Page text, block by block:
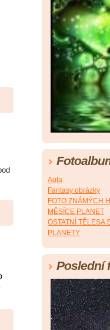
Auta
Fantasy obrázky
FOTO ZNÁMÝCH
MĚSÍCE PLANET
OSTATNÍ TĚLESA
PLANETY
Poslední